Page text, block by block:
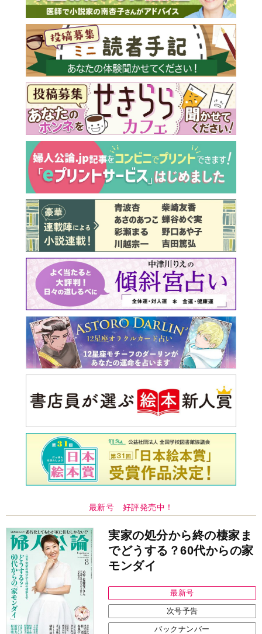
最新号 好評発売中！
実家の処分から終の棲家ま
でどうする？60代からの家
モンダイ
最新号
次号予告
バックナンバー